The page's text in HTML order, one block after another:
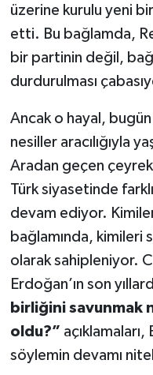
üzerine kurulu yeni
etti. Bu bağlamda,
bir partinin değil,
durdurulması
Ancak o hayal,
nesiller aracılığıyla
Aradan geçen
Türk siyasetinde
devam ediyor.
bağlamında, kimileri
olarak sahipleniyor.
Erdoğan’ın son
birliğini savunmak
oldu?”
söylemin devamı